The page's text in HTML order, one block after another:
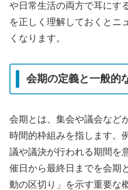
や日常生活の両方で耳にす
を正しく理解しておくとニ
くなります。
会期の定義と一般的
会期とは、集会や議会など
時間的枠組みを指します。
議や議決が行われる期間を
催日から最終日までを会期
動の区切り」を示す重要な